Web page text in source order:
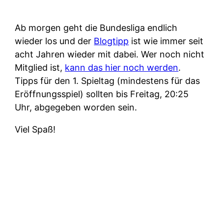
Ab morgen geht die Bundesliga endlich
wieder los und der Blogtipp ist wie immer seit
acht Jahren wieder mit dabei. Wer noch nicht
Mitglied ist, kann das hier noch werden.
Tipps für den 1. Spieltag (mindestens für das
Eröffnungsspiel) sollten bis Freitag, 20:25
Uhr, abgegeben worden sein.
Viel Spaß!